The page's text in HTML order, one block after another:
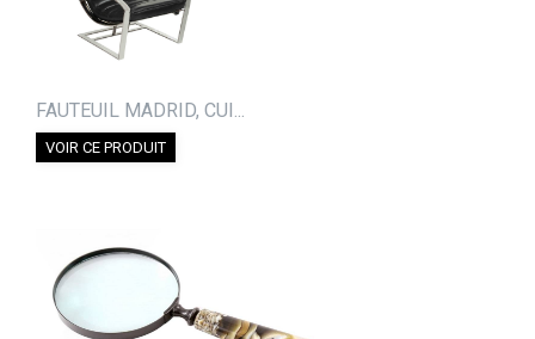
FAUTEUIL MADRID, CUI...
VOIR CE PRODUIT